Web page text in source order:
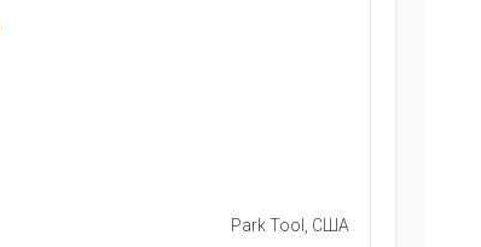
Park Tool, США